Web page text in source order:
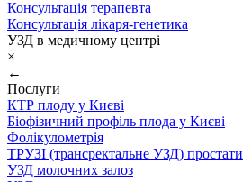
Консультація терапевта
Консультація лікаря-генетика
УЗД в медичному центрі
×
←
Послуги
КТР плоду у Києві
Біофізичний профіль плода у Києві
Фолікулометрія
ТРУЗІ (трансректальне УЗД) простати
УЗД молочних залоз